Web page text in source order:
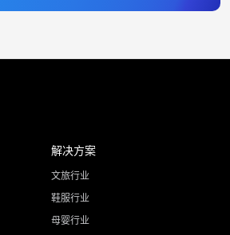
解决方案
文旅行业
鞋服行业
母婴行业